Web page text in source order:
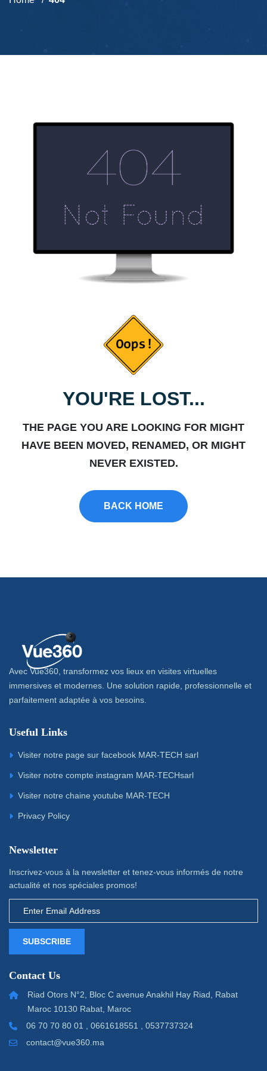
YOU'RE LOST...
THE PAGE YOU ARE LOOKING FOR MIGHT
HAVE BEEN MOVED, RENAMED, OR MIGHT
NEVER EXISTED.
BACK HOME
Avec Vue360, transformez vos lieux en visites virtuelles
immersives et modernes. Une solution rapide, professionnelle et
parfaitement adaptée à vos besoins.
Useful Links
Visiter notre page sur facebook MAR-TECH sarl
Visiter notre compte instagram MAR-TECHsarl
Visiter notre chaine youtube MAR-TECH
Privacy Policy
Newsletter
Inscrivez-vous à la newsletter et tenez-vous informés de notre
actualité et nos spéciales promos!
SUBSCRIBE
Contact Us
Riad Otors N°2, Bloc C avenue Anakhil Hay Riad, Rabat
Maroc 10130 Rabat, Maroc
06 70 70 80 01 , 0661618551 , 0537737324
contact@vue360.ma